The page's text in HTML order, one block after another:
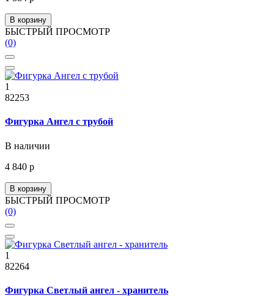
В корзину
БЫСТРЫЙ ПРОСМОТР
(0)
1
82253
Фигурка Ангел с трубой
В наличии
4 840 р
В корзину
БЫСТРЫЙ ПРОСМОТР
(0)
1
82264
Фигурка Светлый ангел - хранитель